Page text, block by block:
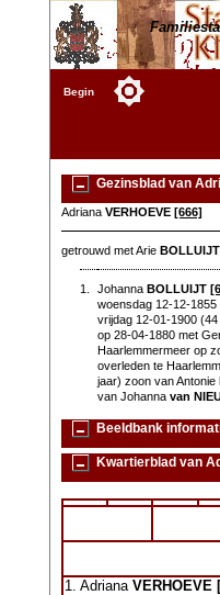
Begin
Gezinsblad van
Adriana VERHOEVE [666]
getrouwd met Arie BOLLUIJT
1. JohannaBOLLUIJT
woensdag 12-12-
vrijdag 12-01-1900
op 28-04-1880 met
Haarlemmermeer op
overleden te
jaar) zoon van Antonie
van Johannavan
Beeldbank
Kwartierblad van
1. Adriana VERHOEVE